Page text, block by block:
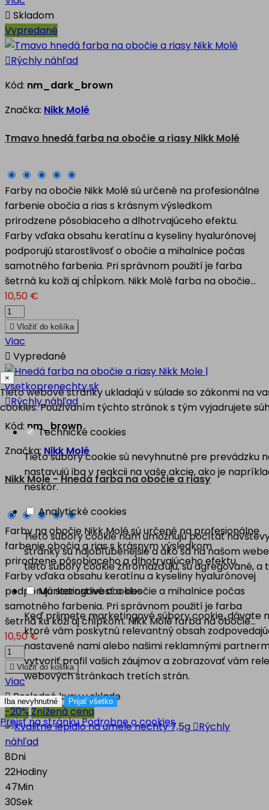
 Skladom
Vypredané
Rýchly náhľad
Kód: nm_dark_brown
Značka: Nikk Molé
Tmavo hnedá farba na obočie a riasy Nikk Molé
Farby na obočie Nikk Molé sú určené na profesionálne
farbenie obočia a rias s krásnym výsledkom
prirodzene pôsobiaceho a dlhotrvajúceho efektu.
Farby vďaka obsahu keratínu a kyseliny hyalurónovej
podporujú starostlivosť o obočie a mihalnice počas
samotného farbenia. Pri správnom použití je farba
šetrná ku koži aj chĺpkom. Nikk Molé farba na obočie...
10,50 €
 Vložiť do košíka
Viac
 Vypredané
Rýchly náhľad
Kód: nm_brown
Značka: Nikk Molé
Nikk Mole - Hnedá farba na obočie a riasy
Farby na obočie Nikk Molé sú určené na profesionálne
farbenie obočia a rias s krásnym výsledkom
prirodzene pôsobiaceho a dlhotrvajúceho efektu.
Farby vďaka obsahu keratínu a kyseliny hyalurónovej
podporujú starostlivosť o obočie a mihalnice počas
samotného farbenia. Pri správnom použití je farba
šetrná ku koži aj chĺpkom. Nikk Molé farba na obočie...
10,50 €
 Vložiť do košíka
Viac
Posledné kusy v sklade
-20%Znížená cena
Rýchly
náhľad
8Dni
22Hodiny
47Min
29Sek
×
Tieto webové stránky ukladajú v súlade so zákonmi na
cookies. Používaním týchto stránok s tým vyjadrujete
Technické cookies
Tieto súbory cookie sú nevyhnutné pre prevádzku
nastavujú iba v reakcii na vaše akcie, ako je
neskôr.
Analytické cookies
Tieto súbory cookie nám umožňujú počítať
stránky sú najobľúbenejšie a ako sa na našom
tieto súbory cookie zhromažďujú, sú agregované, a
Marketingové cookies
Keď prijmete marketingové súbory cookie, dávate
ktoré vám poskytnú relevantný obsah
nastavené nami alebo našimi reklamnými
vytvoriť profil vašich záujmov a zobrazovať vám
webových stránkach tretích strán.
Iba nevyhnutné Prijať všetko
Prejsť na stránku Podrobne o cookies